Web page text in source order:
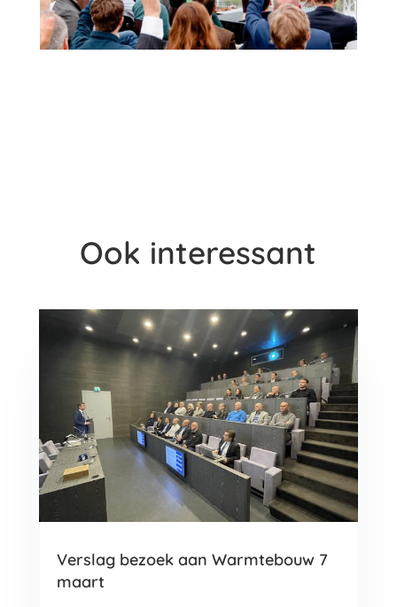
Ook interessant
Verslag bezoek aan Warmtebouw 7
maart